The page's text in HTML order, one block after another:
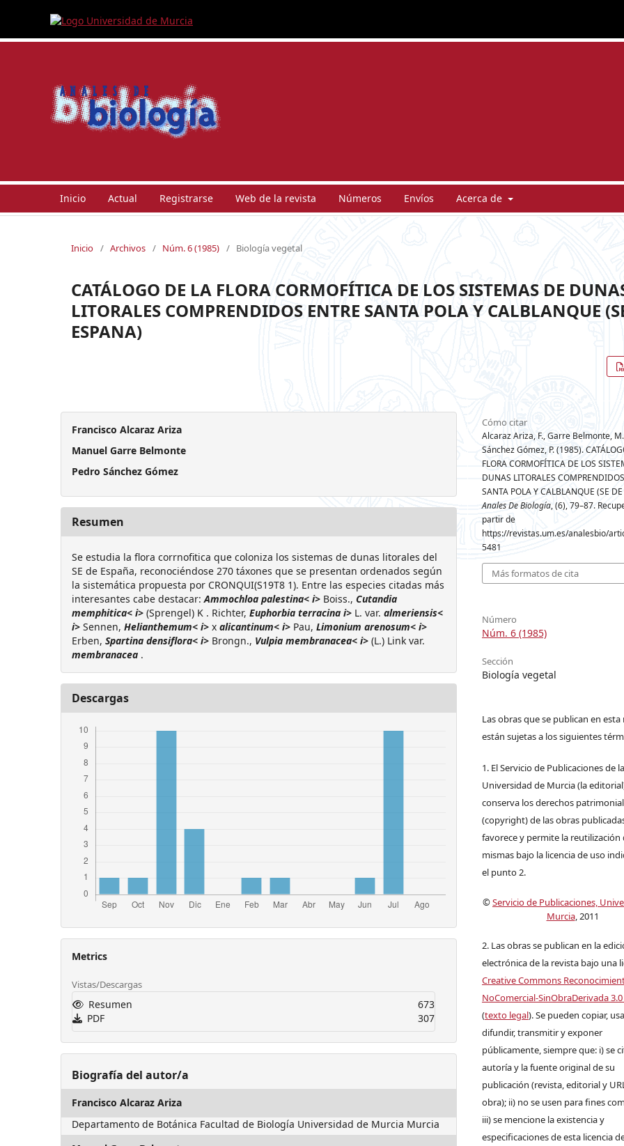
Inicio Actual Registrarse Web de la revista Números Envíos Acerca de
Inicio / Archivos / Núm. 6 (1985) / Biología vegetal
CATÁLOGO DE LA FLORA CORMOFÍTICA DE LOS SISTEMAS DE
LITORALES COMPRENDIDOS ENTRE SANTA POLA Y CALBLANQUE
ESPANA)
Francisco Alcaraz Ariza
Manuel Garre Belmonte
Pedro Sánchez Gómez
Resumen
Se estudia la flora corrnofitica que coloniza los sistemas de dunas litorales del
SE de España, reconociéndose 270 táxones que se presentan ordenados según
la sistemática propuesta por CRONQUI(S19T8 1). Entre las especies citadas más
interesantes cabe destacar:Ammochloa palestina< i> Boiss., Cutandia
memphitica< i> (Sprengel) K . Richter, Euphorbia terracina i> L. var. almeriensis<
i> Sennen, Helianthemum< i> x alicantinum< i> Pau, Limonium arenosum< i>
Erben, Spartina densiflora< i> Brongn., Vulpia membranacea< i> (L.) Link var.
membranacea .
Descargas
Metrics
Vistas/Descargas
Resumen
673
PDF
307
Biografía del autor/a
Francisco Alcaraz Ariza
Departamento de Botánica Facultad de Biología Universidad de Murcia Murcia
Cómo citar
Alcaraz Ariza, F., Garre Belmonte,
Sánchez Gómez, P. (1985).
FLORA CORMOFÍTICA DE LOS
DUNAS LITORALES
SANTA POLA Y CALBLANQUE (SE
Anales De Biología, (6), 79–87.
partir de
https://revistas.um.es/analesbio/
5481
Más formatos de cita
Número
Núm. 6 (1985)
Sección
Biología vegetal
Las obras que se publican en esta
están sujetas a los siguientes
1. El Servicio de Publicaciones de la
Universidad de Murcia (la
conserva los derechos
(copyright) de las obras
favorece y permite la reutilización
mismas bajo la licencia de uso
el punto 2.
©Servicio de Publicaciones,
Murcia, 2011
2. Las obras se publican en la
electrónica de la revista bajo una
Creative Commons
NoComercial-SinObraDerivada
(texto legal). Se pueden copiar,
difundir, transmitir y exponer
públicamente, siempre que: i) se
autoría y la fuente original de su
publicación (revista, editorial y
obra); ii) no se usen para fines
iii) se mencione la existencia y
especificaciones de esta licencia